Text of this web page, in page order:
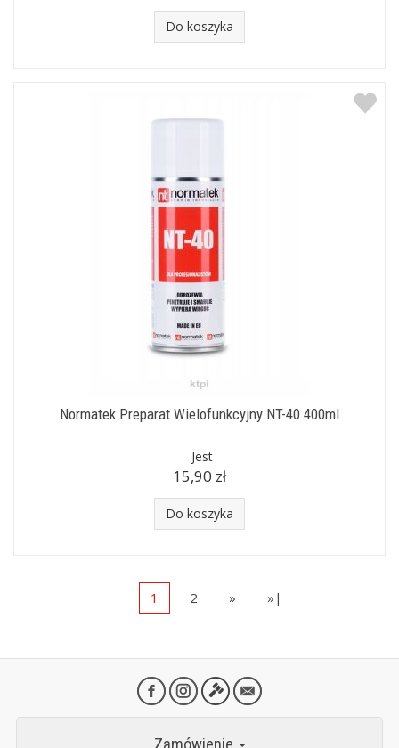
Do koszyka
Normatek Preparat Wielofunkcyjny NT-40 400ml
Jest
15,90 zł
Do koszyka
1 2 » »|
Zamówienie